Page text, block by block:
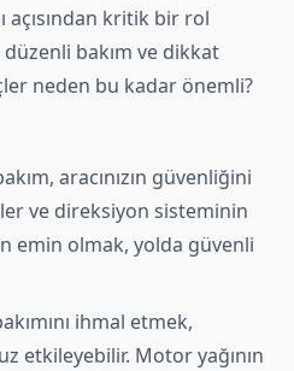
açısından kritik bir rol
bakım ve dikkat
neden bu kadar önemli?
aracınızın güvenliğini
ve direksiyon sisteminin
emin olmak, yolda güvenli
ihmal etmek,
etkileyebilir. Motor yağının